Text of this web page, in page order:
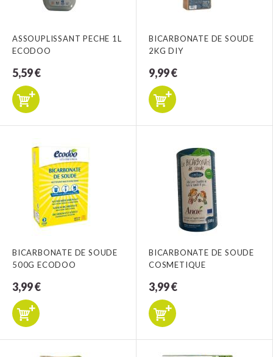
ASSOUPLISSANT PECHE 1L
ECODOO
5,59 €
BICARBONATE DE SOUDE
2KG DIY
9,99 €
BICARBONATE DE SOUDE
500G ECODOO
3,99 €
BICARBONATE DE SOUDE
COSMETIQUE
3,99 €